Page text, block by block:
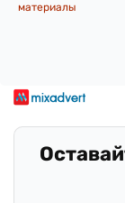
материалы